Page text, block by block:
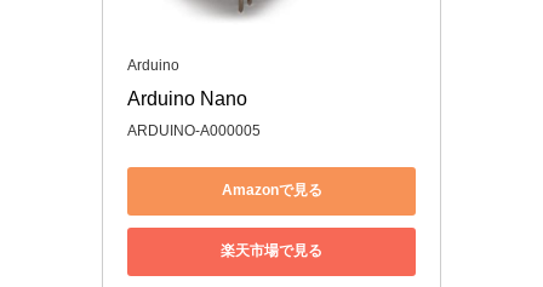
Arduino
Arduino Nano
ARDUINO-A000005
Amazonで見る
楽天市場で見る